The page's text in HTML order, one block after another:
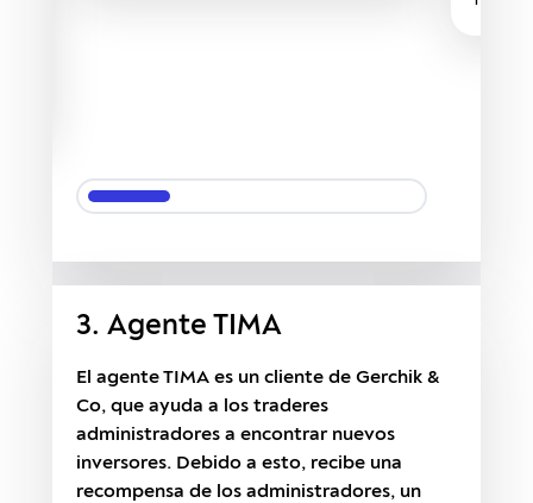
3. Agente TIMA
El agente TIMA es un cliente de Gerchik &
Co, que ayuda a los traderes
administradores a encontrar nuevos
inversores. Debido a esto, recibe una
recompensa de los administradores, un